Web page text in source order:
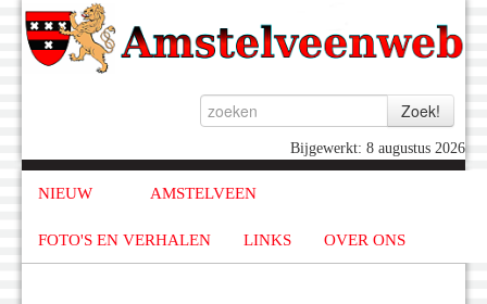
Bijgewerkt: 8 augustus 2026
NIEUW AMSTELVEEN
FOTO'S EN VERHALEN LINKS OVER ONS